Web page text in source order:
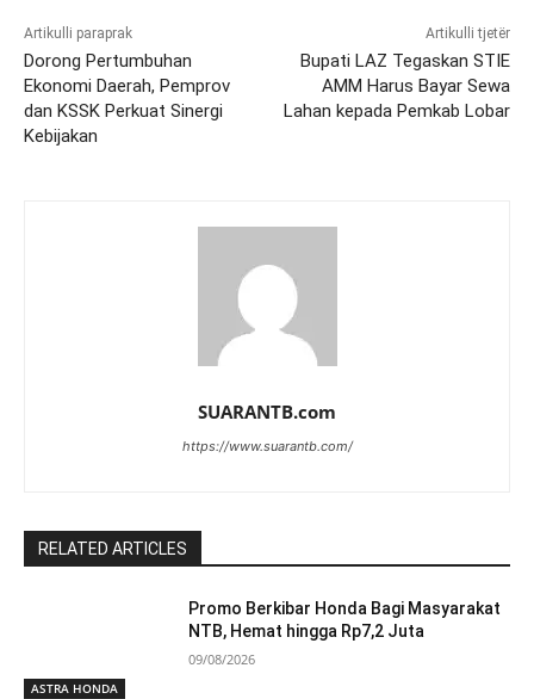
Artikulli paraprak
Dorong Pertumbuhan
Ekonomi Daerah, Pemprov
dan KSSK Perkuat Sinergi
Kebijakan
Artikulli tjetër
Bupati LAZ Tegaskan STIE
AMM Harus Bayar Sewa
Lahan kepada Pemkab Lobar
SUARANTB.com
https://www.suarantb.com/
RELATED ARTICLES
ASTRA HONDA
Promo Berkibar Honda Bagi Masyarakat
NTB, Hemat hingga Rp7,2 Juta
09/08/2026